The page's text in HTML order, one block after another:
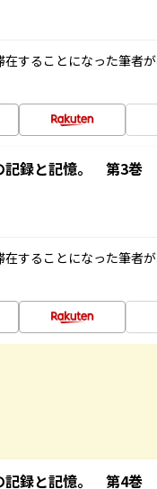
することになった筆者
記録と記憶。 第3巻
することになった筆者
記録と記憶。 第4巻